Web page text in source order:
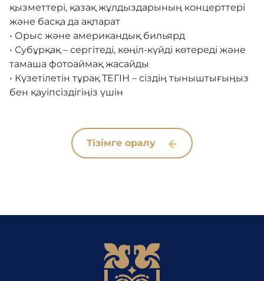
қызметтері, қазақ жұлдыздарының концерттері
және басқа да ақпарат
• Орыс және американдық бильярд
• Субұрқақ – сергітеді, көңіл-күйді көтереді және
тамаша фотоаймақ жасайды
• Күзетілетін тұрақ ТЕГІН – сіздің тыныштығыңыз
бен қауіпсіздігіңіз үшін
Тізімге оралу